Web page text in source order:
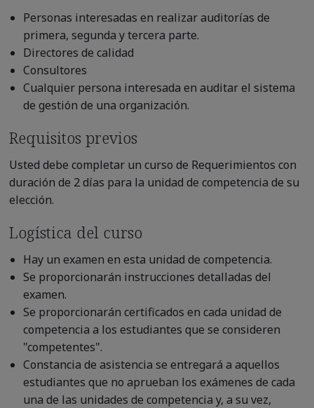
Personas interesadas en realizar auditorías de
primera, segunda y tercera parte.
Directores de calidad
Consultores
Cualquier persona interesada en auditar el sistema
de gestión de una organización.
Requisitos previos
Usted debe completar un curso de Requerimientos con
duración de 2 días para la unidad de competencia de su
elección.
Logística del curso
Hay un examen en esta unidad de competencia.
Se proporcionarán instrucciones detalladas del
examen.
Se proporcionarán certificados en cada unidad de
competencia a los estudiantes que se consideren
"competentes".
Constancia de asistencia se entregará a aquellos
estudiantes que no aprueban los exámenes de cada
una de las unidades de competencia y, a su vez,